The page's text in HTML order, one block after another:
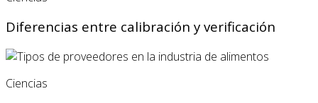
Diferencias entre calibración y verificación
Ciencias